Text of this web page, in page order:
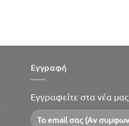
Εγγραφή
Εγγραφείτε στα νέα μας